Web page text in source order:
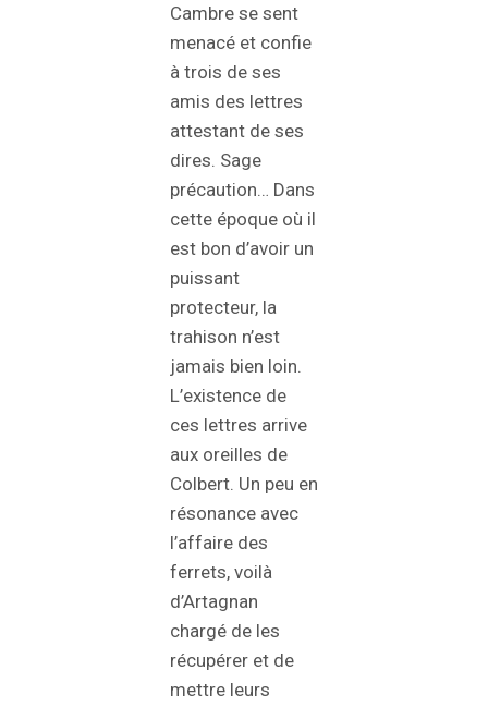
Cambre se sent
menacé et confie
à trois de ses
amis des lettres
attestant de ses
dires. Sage
précaution… Dans
cette époque où il
est bon d’avoir un
puissant
protecteur, la
trahison n’est
jamais bien loin.
L’existence de
ces lettres arrive
aux oreilles de
Colbert. Un peu en
résonance avec
l’affaire des
ferrets, voilà
d’Artagnan
chargé de les
récupérer et de
mettre leurs